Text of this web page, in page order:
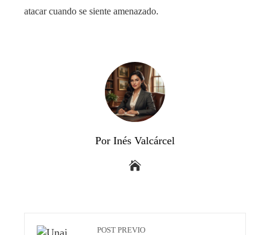
atacar cuando se siente amenazado.
Por Inés Valcárcel
POST PREVIO